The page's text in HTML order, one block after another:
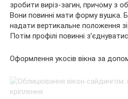
зробити виріз-загин, причому з
Вони повинні мати форму вушка.
надати вертикальне положення
Потім профілі повинні
Оформлення укосів вікна за